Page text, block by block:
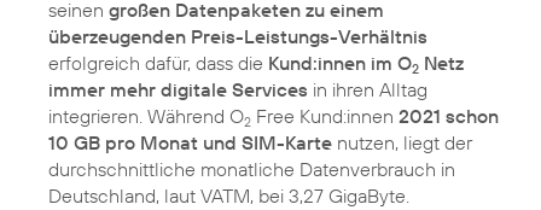
seinen großen Datenpaketen zu einem
überzeugenden Preis-Leistungs-Verhältnis
erfolgreich dafür, dass die Kund:innen im O2 Netz
immer mehr digitale Services in ihren Alltag
integrieren. Während O2 Free Kund:innen 2021 schon
10 GB pro Monat und SIM-Karte nutzen, liegt der
durchschnittliche monatliche Datenverbrauch in
Deutschland, laut VATM, bei 3,27 GigaByte.